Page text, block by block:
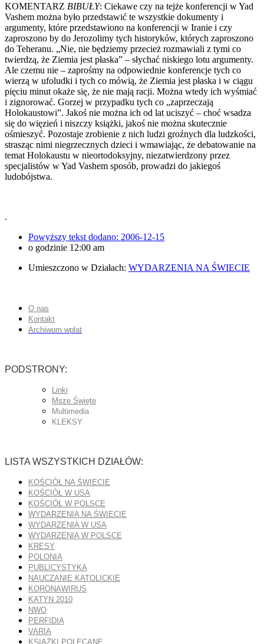
KOMENTARZ BIBUŁY: Ciekawe czy na tejże konferencji w Yad
Vashem można było przedstawić te wszystkie dokumenty i
argumenty, które przedstawiono na konferencji w Iranie i czy
zaproszono by do Jerozolimy tych historyków, których zaproszono
do Teheranu. „Nie, nie będziemy przecież rozmawiali z tymi co
twierdzą, że Ziemia jest płaska” – słychać niskiego lotu argumenty.
Ale czemu nie – zaprośmy na odpowiednie konferencje tych co
wierzą w ufoludki i tych co mówią, że Ziemia jest płaska i w ciągu
pięciu minut okaże się, że nie mają racji. Można wtedy ich wyśmiać
i zignorować. Gorzej w przypadku tych co „zaprzeczają
Holokaustowi”. Jakoś nie można ich od lat uciszyć – choć wsadza
się do więzień i niszczy książki, jakoś nie można skutecznie
ośmieszyć. Pozostaje zrobienie z nich ludzi groźnych dla ludzkości,
strasząc nimi niegrzecznych dzieci i wmawiając, że debatowanie na
temat Holokaustu w nieortodoksyjny, niezatwierdzony przez
specjalistów w Yad Vashem sposób, prowadzi do jakiegoś
ludobójstwa.
.
Powyższy tekst dodano: 2006-12-15
o godzinie 12:00 am
Umieszczono w Działach: WYDARZENIA NA ŚWIECIE
O nas
Kontakt
Archiwum wpłat
PODSTRONY:
Linki
Msze Święte
Multimedia
KLEKSY
LISTA WSZYSTKICH DZIAŁÓW:
KOŚCIÓŁ NA ŚWIECIE
KOŚCIÓŁ W USA
KOŚCIÓŁ W POLSCE
WYDARZENIA NA ŚWIECIE
WYDARZENIA W USA
WYDARZENIA W POLSCE
KRESY
POLONIA
PUBLICYSTYKA
NAUCZANIE KATOLICKIE
KORONAWIRUS
KATYN 2010
NWO
PERFIDIA
VARIA
KSIĄŻKI POLECANE